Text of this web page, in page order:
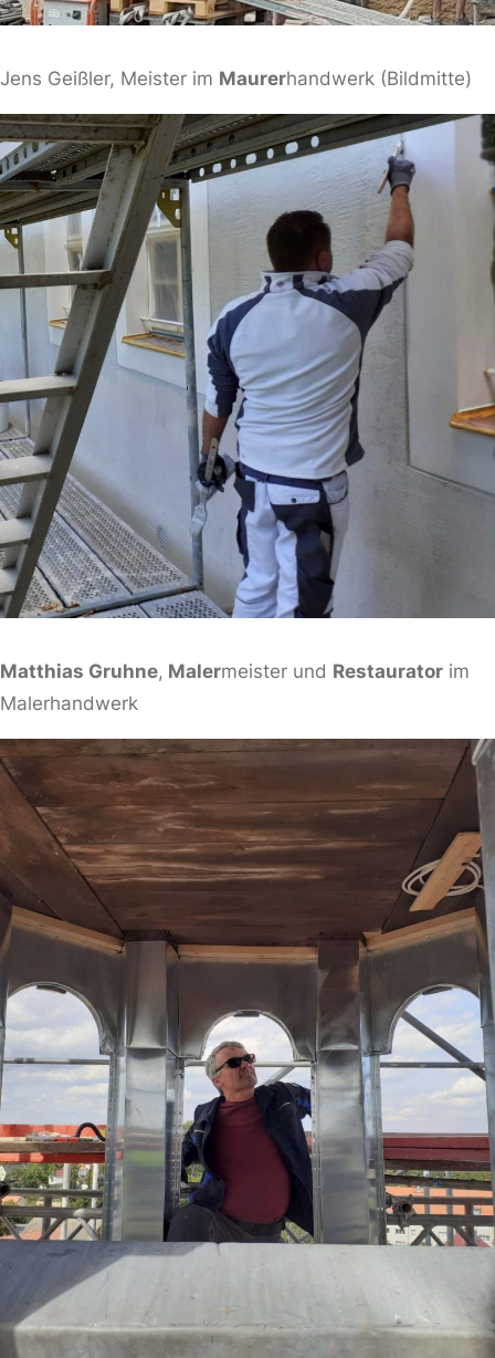
Jens Geißler, Meister im Maurerhandwerk (Bildmitte)
Matthias Gruhne, Malermeister und Restaurator im
Malerhandwerk